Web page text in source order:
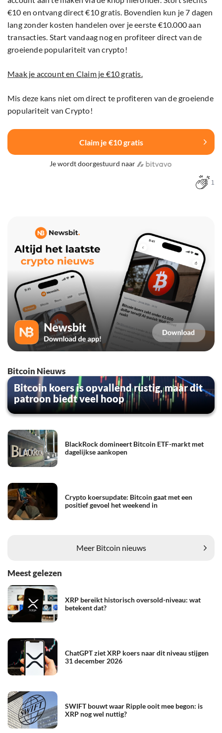
€10 en ontvang direct €10 gratis. Bovendien kun je 7 dagen
lang zonder kosten handelen over je eerste €10.000 aan
transacties. Start vandaag nog en profiteer direct van de
groeiende populariteit van crypto!
Maak je account en Claim je €10 gratis.
Mis deze kans niet om direct te profiteren van de groeiende
populariteit van Crypto!
Claim je €10 gratis
Je wordt doorgestuurd naar
1
Bitcoin Nieuws
Bitcoin koers is opvallend rustig, maar dit
patroon biedt veel hoop
BlackRock domineert Bitcoin ETF-markt met
dagelijkse aankopen
Crypto koersupdate: Bitcoin gaat met een
positief gevoel het weekend in
Meer Bitcoin nieuws
Meest gelezen
XRP bereikt historisch oversold-niveau: wat
betekent dat?
ChatGPT ziet XRP koers naar dit niveau stijgen
31 december 2026
SWIFT bouwt waar Ripple ooit mee begon: is
XRP nog wel nuttig?